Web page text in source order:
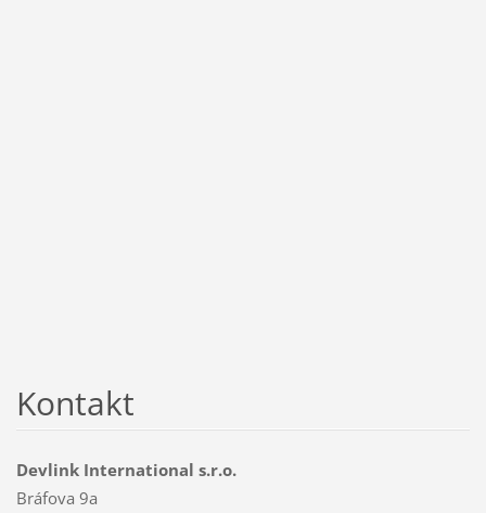
Kontakt
Devlink International s.r.o.
Bráfova 9a